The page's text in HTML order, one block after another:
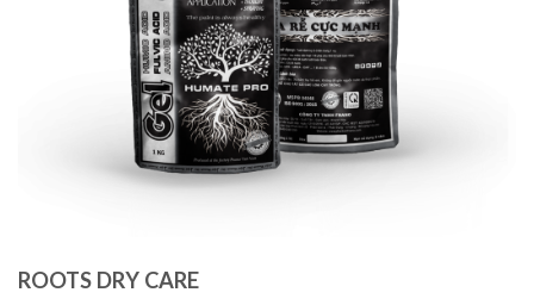
ROOTS DRY CARE